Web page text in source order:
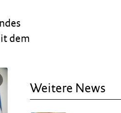
dem
Weitere News